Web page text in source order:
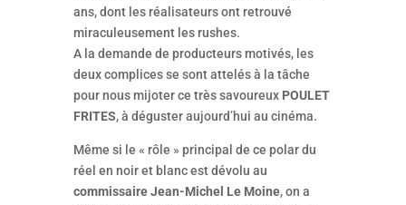
ans, dont les réalisateurs ont retrouvé
miraculeusement les rushes.
A la demande de producteurs motivés, les
deux complices se sont attelés à la tâche
pour nous mijoter ce très savoureux POULET
FRITES, à déguster aujourd’hui au cinéma.
Même si le « rôle » principal de ce polar du
réel en noir et blanc est dévolu au
commissaire Jean-Michel Le Moine, on a